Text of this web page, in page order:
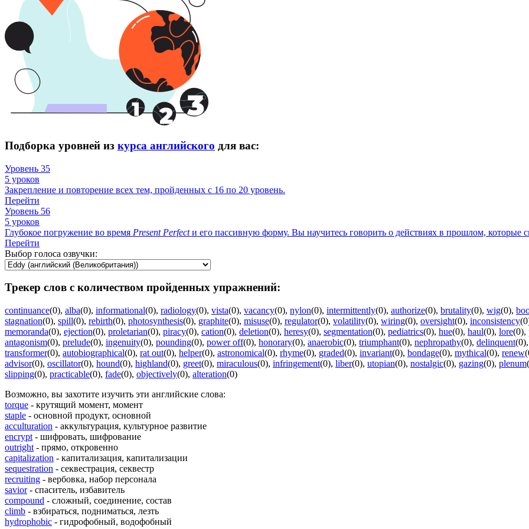
Подборка уровней из курса английского для вас:
Уровень 35
5 уроков
Закрепление и повторение всех тем, пройденных с 16 по 20 уровень.
Перейти
Уровень 56
5 уроков
Глубокое погружение во время Present Perfectи его пассивную форму. Вы научитесь говорить о действиях в прошлом, которые
Перейти
Выбор голоса озвучки:
Трекер слов с количеством пройденных упражнений:
continuance(0), alba(0), informational(0), radiology(0), vista(0), vacancy(0), nylon(0), intermittently(0), authorize(0), brutality(0), wig(0),
stagnation(0), spill(0), rebirth(0), photosynthesis(0), graphite(0), misuse(0), regulator(0), volatility(0), wiring(0), oversight(0), inconsistency
memoranda(0), ejection(0), proletarian(0), piracy(0), cation(0), deletion(0), heresy(0), segmentation(0), pediatrics(0), hue(0), haul(0), lore(0),
antagonism(0), prelude(0), ingenuity(0), pounding(0), power off(0), honorary(0), anaerobic(0), triumphant(0), nephropathy(0), delinquent(0),
transformer(0), autobiographical(0), rat out(0), helper(0), astronomical(0), rhyme(0), graded(0), invariant(0), bondage(0), mythical(0), renew
advisor(0), oscillator(0), hound(0), highland(0), greet(0), miraculous(0), infringement(0), liber(0), utopian(0), nostalgic(0), gazing(0), plenum
slipping(0), practicable(0), fade(0), objectively(0), alteration(0)
Возможно, вы захотите изучить эти английские слова:
torque - крутящий момент, момент
staple - основной продукт, основной
acculturation - аккультурация, культурное развитие
encrypt - шифровать, шифрование
outright - прямо, откровенно
capitalization - капитализация, капитализации
sequestration - секвестрация, секвестр
recruiting - вербовка, набор персонала
savior- спаситель, избавитель
compound - сложный, соединение, состав
climb - взбираться, подниматься, лезть
hydrophobic - гидрофобный, водофобный